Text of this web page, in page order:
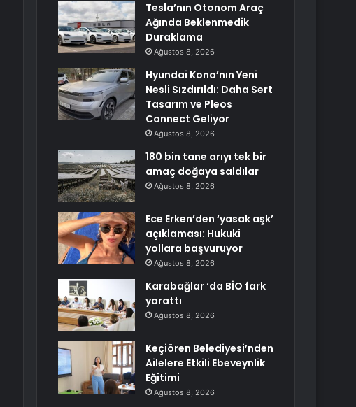
Tesla’nın Otonom Araç
Ağında Beklenmedik
Duraklama
Ağustos 8, 2026
Hyundai Kona’nın Yeni
Nesli Sızdırıldı: Daha Sert
Tasarım ve Pleos
Connect Geliyor
Ağustos 8, 2026
180 bin tane arıyı tek bir
amaç doğaya saldılar
Ağustos 8, 2026
Ece Erken’den ‘yasak aşk’
açıklaması: Hukuki
yollara başvuruyor
Ağustos 8, 2026
Karabağlar ‘da BİO fark
yarattı
Ağustos 8, 2026
Keçiören Belediyesi’nden
Ailelere Etkili Ebeveynlik
Eğitimi
Ağustos 8, 2026